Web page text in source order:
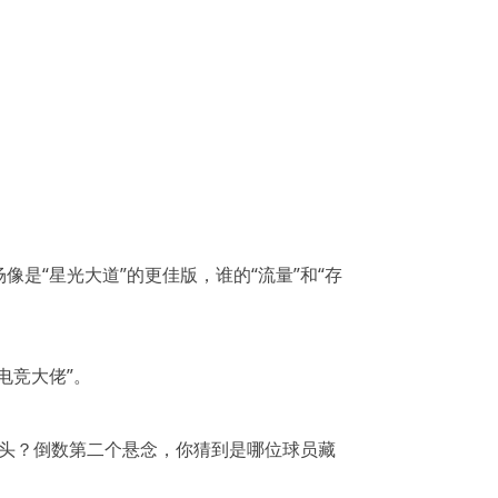
是“星光大道”的更佳版，谁的“流量”和“存
大佬”。
？倒数第二个悬念，你猜到是哪位球员藏